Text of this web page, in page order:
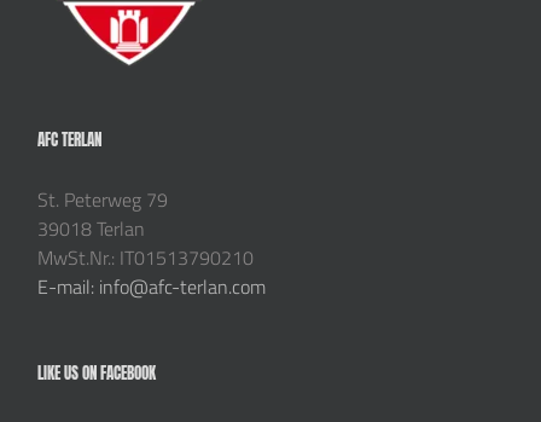
AFC TERLAN
St. Peterweg 79
39018 Terlan
MwSt.Nr.: IT01513790210
E-mail: info@afc-terlan.com
LIKE US ON FACEBOOK